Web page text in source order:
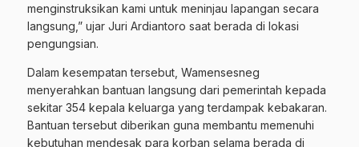
menginstruksikan kami untuk meninjau lapangan secara
langsung,” ujar Juri Ardiantoro saat berada di lokasi
pengungsian.
Dalam kesempatan tersebut, Wamensesneg
menyerahkan bantuan langsung dari pemerintah kepada
sekitar 354 kepala keluarga yang terdampak kebakaran.
Bantuan tersebut diberikan guna membantu memenuhi
kebutuhan mendesak para korban selama berada di